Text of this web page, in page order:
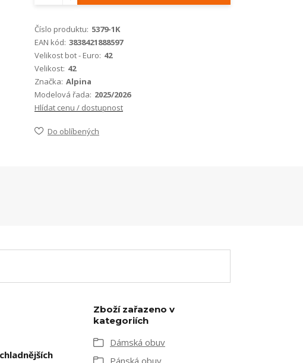
Číslo produktu: 5379-1K
EAN kód: 3838421888597
Velikost bot - Euro: 42
Velikost: 42
Značka: Alpina
Modelová řada: 2025/2026
Hlídat cenu / dostupnost
Do oblíbených
Zboží zařazeno v
kategoriích
Dámská obuv
Pánská obuv